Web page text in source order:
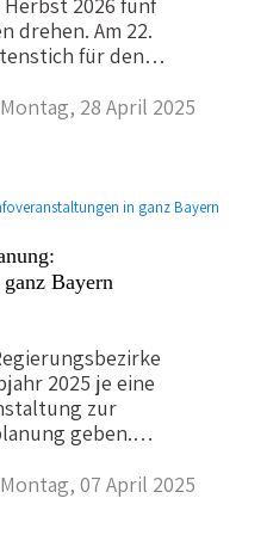
drehen. Am 22.
für den
Gesamtleistung
Kronach und
freute sich,
fünfjähriger
Nordbayern
Auftrag der
als
Diplom-
Montag, 28 April 2025
Bayern
2025 je eine
zur
geben.
Montag, 07 April 2025